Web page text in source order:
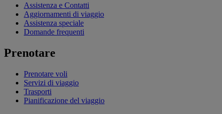
Assistenza e Contatti
Aggiornamenti di viaggio
Assistenza speciale
Domande frequenti
Prenotare
Prenotare voli
Servizi di viaggio
Trasporti
Pianificazione del viaggio